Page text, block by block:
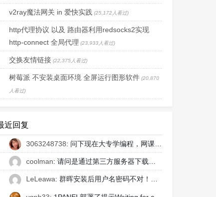
v2ray魔法网关 in 爱快实践 (25,172人看过)
http代理协议 以及 路由器利用redsocks2实现
http-connect 全局代理 (23,933人看过)
交换友情链接 (22,375人看过)
树莓派 不安装桌面环境 全屏运行图形软件 (20,870
人看过)
近回复
3063248738: 问下现在大专学编程，网课看不懂，也没同学问，老师也不敢问，有什么办法，线下或者网上有没有几千块包教包会的班推荐下。
coolman: 请问是通过第三方服务器下载插件吗？通过官方服务器没有它可以验证的versionHash根本不能下载付费插件的
LeLeawa: 群晖安装后用户名密码不对！！！如何解决？